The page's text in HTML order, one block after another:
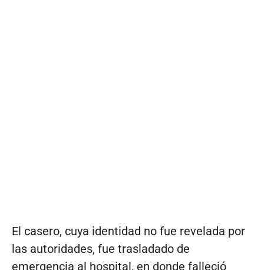
El casero, cuya identidad no fue revelada por
las autoridades, fue trasladado de
emergencia al hospital, en donde falleció